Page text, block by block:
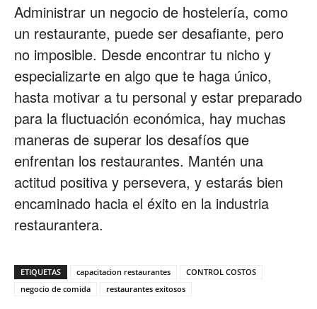
Administrar un negocio de hostelería, como
un restaurante, puede ser desafiante, pero
no imposible. Desde encontrar tu nicho y
especializarte en algo que te haga único,
hasta motivar a tu personal y estar preparado
para la fluctuación económica, hay muchas
maneras de superar los desafíos que
enfrentan los restaurantes. Mantén una
actitud positiva y persevera, y estarás bien
encaminado hacia el éxito en la industria
restaurantera.
ETIQUETAS capacitacion restaurantes
CONTROL COSTOS
negocio de comida
restaurantes exitosos